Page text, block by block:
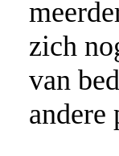
zich
van
andere